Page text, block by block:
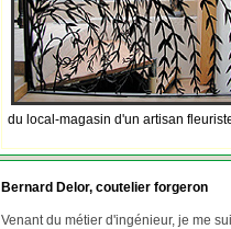
du local-magasin d'un artisan
Bernard Delor, coutelier forgeron
Venant du métier d'ingénieur, je me